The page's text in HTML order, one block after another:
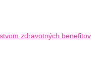
zdravotných benefitov